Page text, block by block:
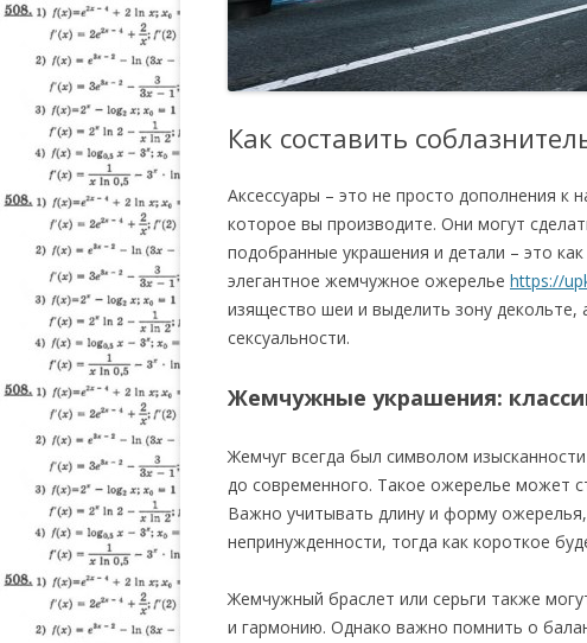
Как составить
Аксессуары – это не просто дополнения
которое вы производите. Они могут
подобранные украшения и детали – это
элегантное жемчужное ожерелье https://
изящество шеи и выделить зону
сексуальности.
Жемчужные украшения:
Жемчуг всегда был символом
до современного. Такое ожерелье может
Важно учитывать длину и форму
непринужденности, тогда как короткое
Жемчужный браслет или серьги также
и гармонию. Однако важно помнить о